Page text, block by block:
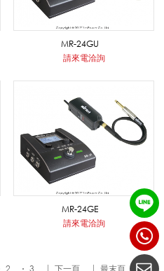
MR-24GU
請來電洽詢
MR-24GE
請來電洽詢
2 3 下一頁 最末頁